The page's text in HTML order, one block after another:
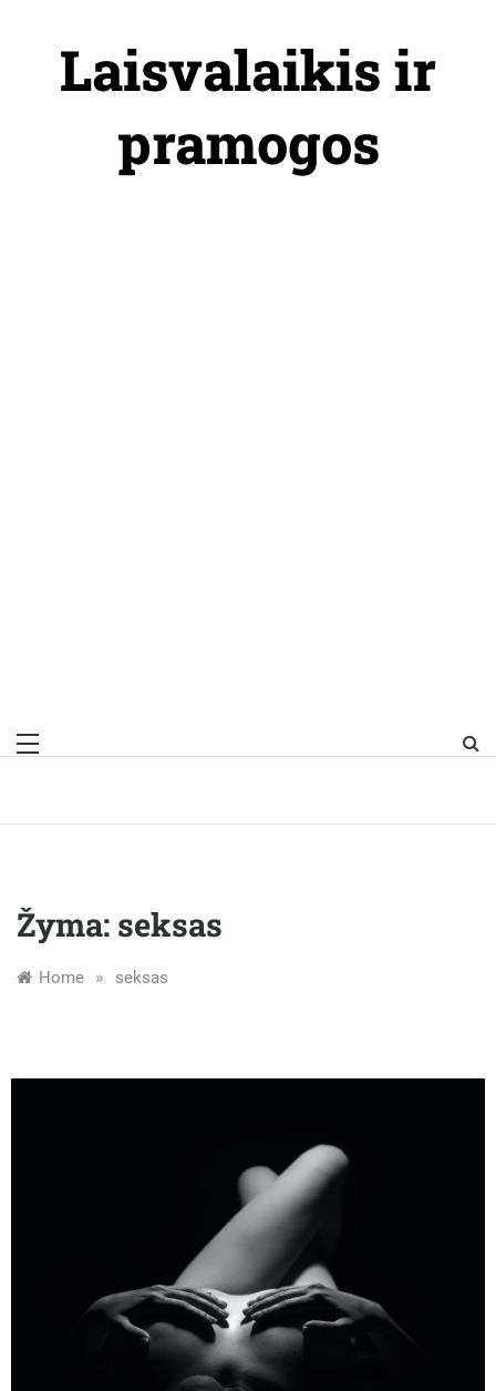
Laisvalaikis ir
pramogos
Žyma: seksas
Home » seksas